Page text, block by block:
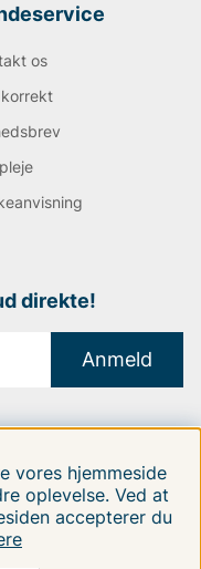
EFTER:
os
direkte!
Anmeld
vores hjemmeside
oplevelse. Ved at
accepterer du